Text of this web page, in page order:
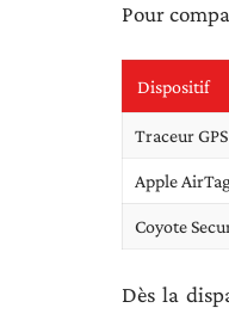
Pour
Dispositif
Traceur
Apple
Coyote
Dès la